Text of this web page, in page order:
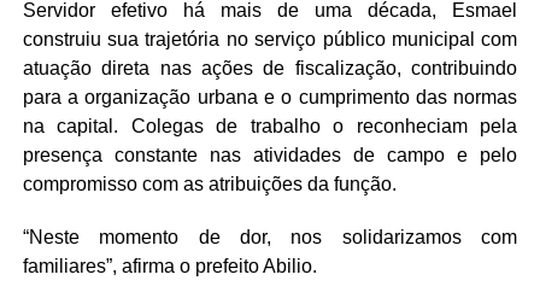
Servidor efetivo há mais de uma década, Esmael
construiu sua trajetória no serviço público municipal com
atuação direta nas ações de fiscalização, contribuindo
para a organização urbana e o cumprimento das normas
na capital. Colegas de trabalho o reconheciam pela
presença constante nas atividades de campo e pelo
compromisso com as atribuições da função.
“Neste momento de dor, nos solidarizamos com
familiares”, afirma o prefeito Abilio.